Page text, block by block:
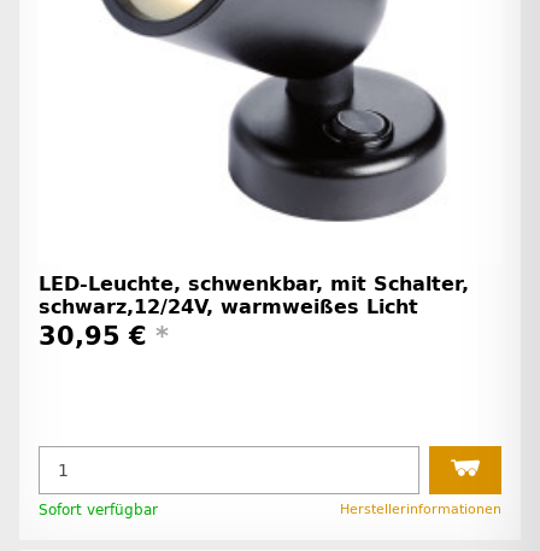
LED-Leuchte, schwenkbar, mit Schalter,
schwarz,12/24V, warmweißes Licht
30,95 € *
Sofort verfügbar Herstellerinformationen